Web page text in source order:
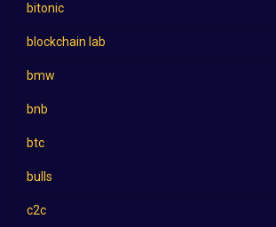
bitonic
blockchain lab
bmw
bnb
btc
bulls
c2c